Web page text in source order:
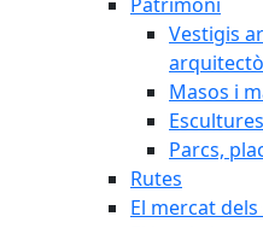
Vestigis
Masos i
Escultures
Parcs,
Rutes
El mercat